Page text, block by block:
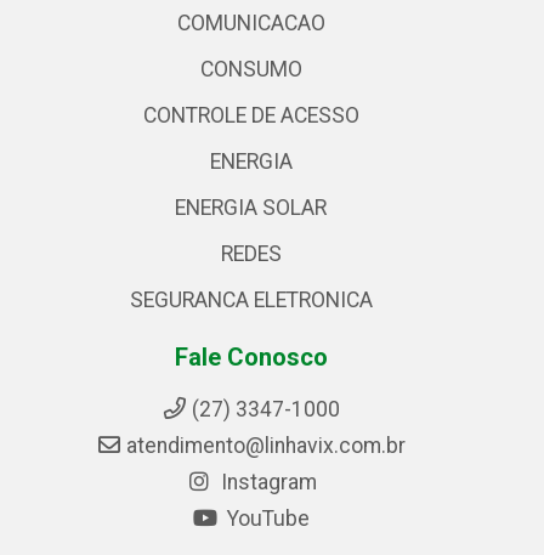
COMUNICACAO
CONSUMO
CONTROLE DE ACESSO
ENERGIA
ENERGIA SOLAR
REDES
SEGURANCA ELETRONICA
Fale Conosco
(27) 3347-1000
atendimento@linhavix.com.br
Instagram
YouTube